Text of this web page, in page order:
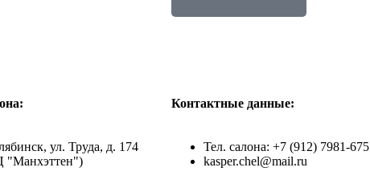
ул. Труда, д. 174
"Манхэттен")
Контактные данные:
Тел. салона: +7 (912) 7981-675
kasper.chel@mail.ru